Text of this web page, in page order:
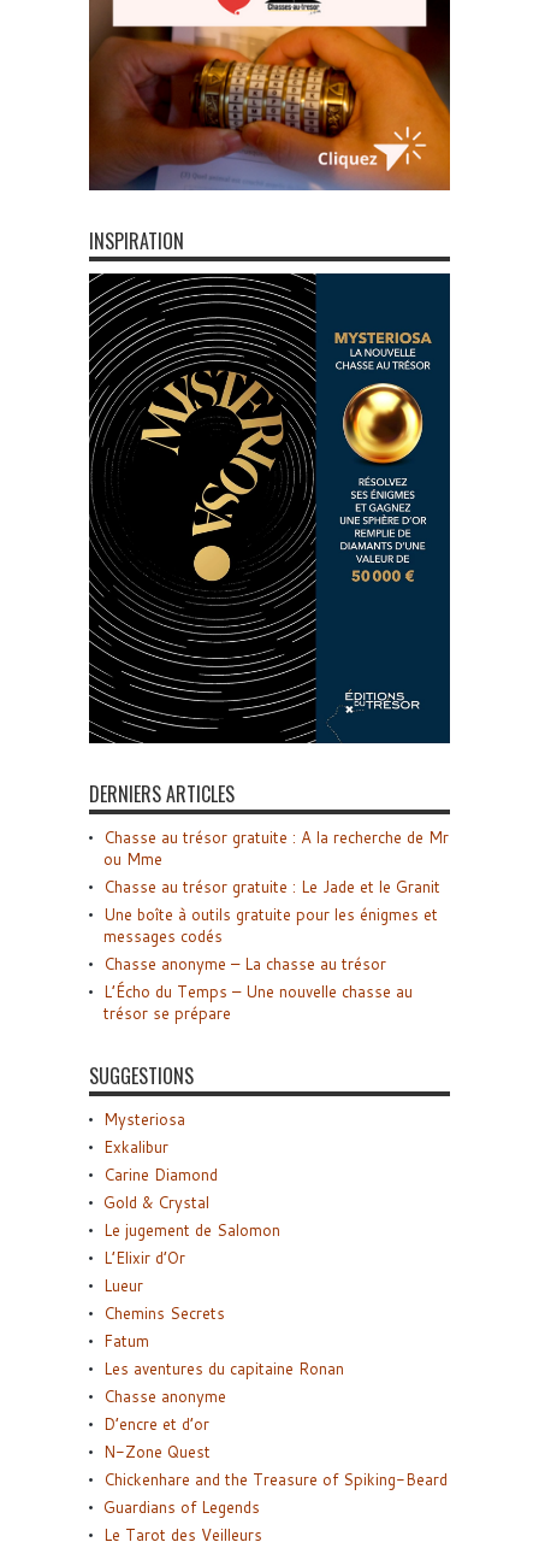
INSPIRATION
DERNIERS ARTICLES
Chasse au trésor gratuite : A la recherche de Mr
ou Mme
Chasse au trésor gratuite : Le Jade et le Granit
Une boîte à outils gratuite pour les énigmes et
messages codés
Chasse anonyme – La chasse au trésor
L’Écho du Temps – Une nouvelle chasse au
trésor se prépare
SUGGESTIONS
Mysteriosa
Exkalibur
Carine Diamond
Gold & Crystal
Le jugement de Salomon
L’Elixir d’Or
Lueur
Chemins Secrets
Fatum
Les aventures du capitaine Ronan
Chasse anonyme
D’encre et d’or
N-Zone Quest
Chickenhare and the Treasure of Spiking-Beard
Guardians of Legends
Le Tarot des Veilleurs